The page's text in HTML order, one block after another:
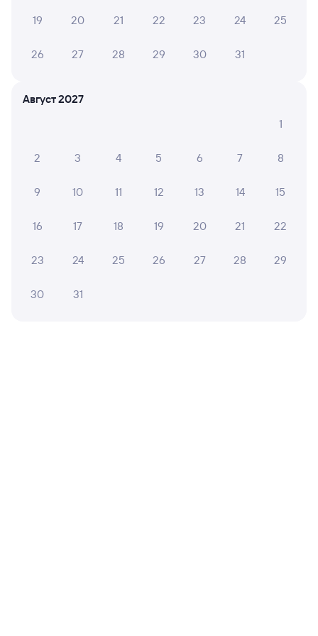
Способы оплаты
Правила работы сервиса
А ещё здесь можно найти
19 20 21 22 23 24 25
26 27 28 29 30 31
Август 2027
1
2 3 4 5 6 7 8
9 10 11 12 13 14 15
16 17 18 19 20 21 22
23 24 25 26 27 28 29
30 31